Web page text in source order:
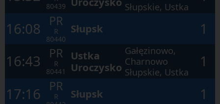
80439
Słupskie, Ustka
16:08
PR
R
80440
Słupsk
1
16:43
PR
R
80441
Ustka
Uroczysko
Gałęzinowo,
Charnowo
Słupskie, Ustka
1
17:16
PR
R
Słupsk
1